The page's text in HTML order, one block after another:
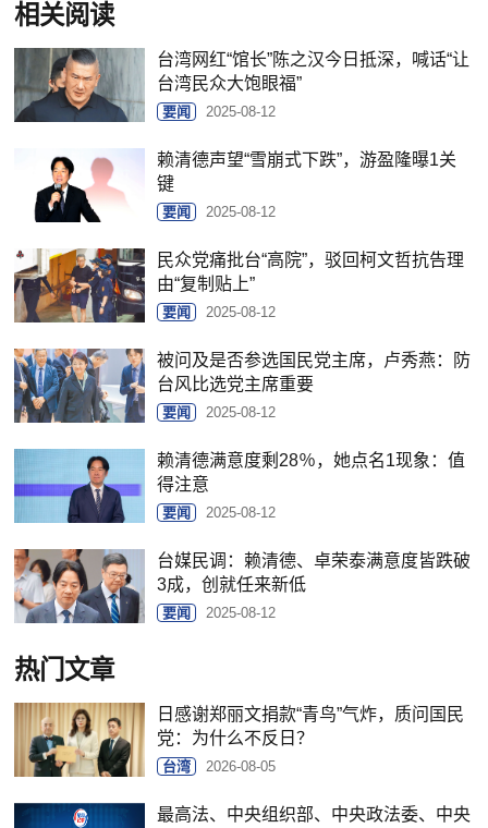
相关阅读
台湾网红“馆长”陈之汉今日抵深，喊话“让
台湾民众大饱眼福”
要闻 2025-08-12
赖清德声望“雪崩式下跌”，游盈隆曝1关
键
要闻 2025-08-12
民众党痛批台“高院”，驳回柯文哲抗告理
由“复制贴上”
要闻 2025-08-12
被问及是否参选国民党主席，卢秀燕：防
台风比选党主席重要
要闻 2025-08-12
赖清德满意度剩28％，她点名1现象：值
得注意
要闻 2025-08-12
台媒民调：赖清德、卓荣泰满意度皆跌破
3成，创就任来新低
要闻 2025-08-12
热门文章
日感谢郑丽文捐款“青鸟”气炸，质问国民
党：为什么不反日？
台湾 2026-08-05
最高法、中央组织部、中央政法委、中央